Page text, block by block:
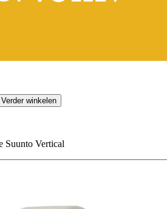
Verder winkelen
Suunto Vertical